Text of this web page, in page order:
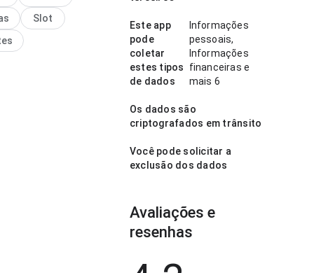
no ponto de
da tela lendo
longas; a página parece
sem ficar pesada. A
Slot
Este app
pode
coletar
estes tipos
de dados
Informações
pessoais,
Informações
financeiras e
mais 6
Os dados são
criptografados em trânsito
Você pode solicitar a
exclusão dos dados
Avaliações e
resenhas